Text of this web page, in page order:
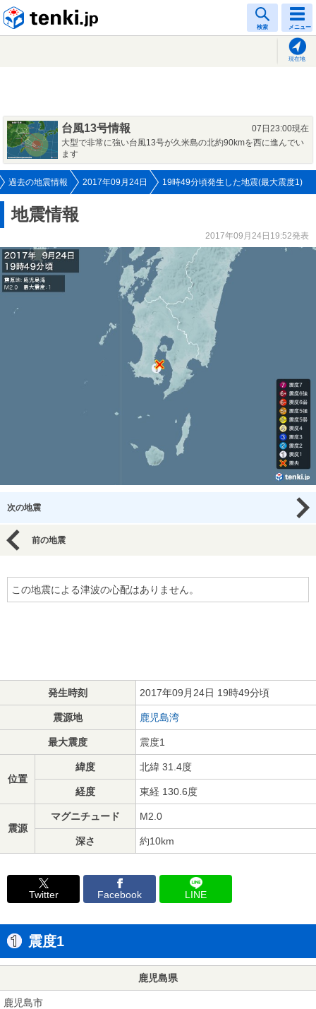
検索 メニュー
現在地
台風13号情報
07日23:00現在
大型で非常に強い台風13号が久米島の北約90kmを西に進んでい
ます
過去の地震情報 2017年09月24日 19時49分頃発生した地震(最大震度1)
地震情報
2017年09月24日19:52発表
次の地震
前の地震
この地震による津波の心配はありません。
発生時刻 2017年09月24日 19時49分頃
震源地 鹿児島湾
最大震度 震度1
位置
緯度 北緯 31.4度
経度 東経 130.6度
震源
マグニチュード M2.0
深さ 約10km
Twitter Facebook LINE
震度1
鹿児島県
鹿児島市